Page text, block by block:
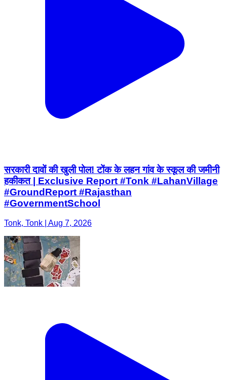
सरकारी दावों की खुली पोल! टोंक के लहन गांव के स्कूल की जमीनी
हकीकत | Exclusive Report #Tonk #LahanVillage
#GroundReport #Rajasthan
#GovernmentSchool
Tonk, Tonk | Aug 7, 2026